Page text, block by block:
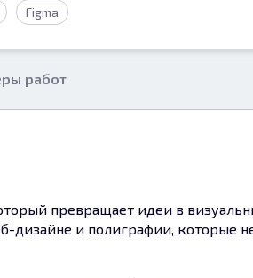
Figma
работ
превращает идеи в
дизайне и полиграфии, которые